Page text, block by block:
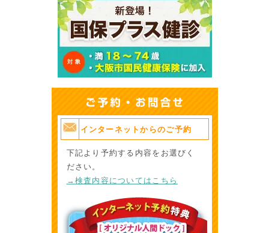
インターネットからのご予約
下記より予約する内容をお選びく
ださい。
→検査内容についてはこちら